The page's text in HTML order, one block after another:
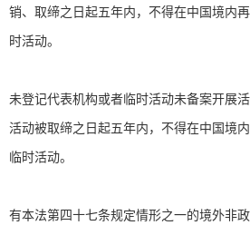
销、取缔之日起五年内，不得在中国境内
时活动。
未登记代表机构或者临时活动未备案开展
活动被取缔之日起五年内，不得在中国境
临时活动。
有本法第四十七条规定情形之一的境外非